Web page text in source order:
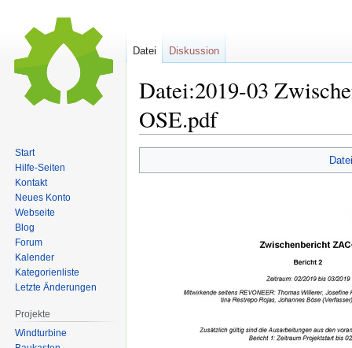
Datei:2019-03
OSE.pdf
Datei Diskussion
Start
Hilfe-Seiten
Kontakt
Neues Konto
Webseite
Blog
Forum
Kalender
Kategorienliste
Letzte Änderungen
Projekte
Windturbine